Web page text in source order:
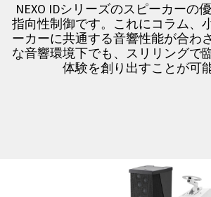
NEXO IDシリーズのスピーカーの
指向性制御です。これにコラム、
ーカーに共通する音響性能が合わ
な音響環境下でも、スリリングで
体験を創り出すことが可